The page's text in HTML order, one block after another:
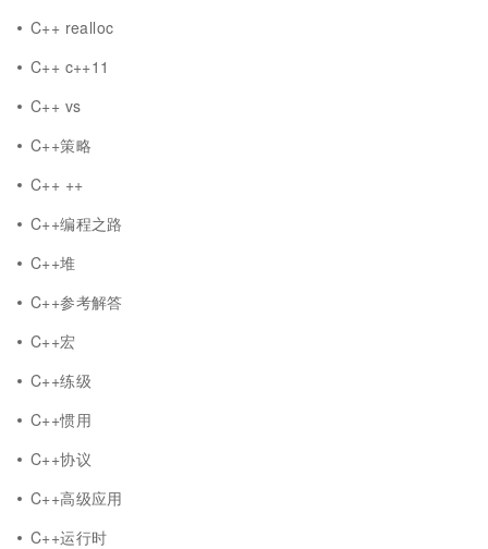
C++ realloc
C++ c++11
C++ vs
C++策略
C++ ++
C++编程之路
C++堆
C++参考解答
C++宏
C++练级
C++惯用
C++协议
C++高级应用
C++运行时